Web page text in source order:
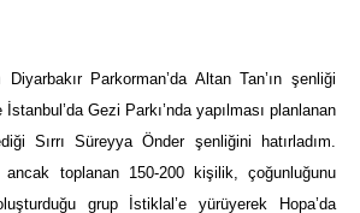
Parkorman’da Altan Tan’ın şenliği
Gezi Parkı’nda yapılması planlanan
Sırrı Süreyya Önder şenliğini hatırladım.
ancak toplanan 150-200 kişilik, çoğunluğunu
grup İstiklal’e yürüyerek Hopa’da